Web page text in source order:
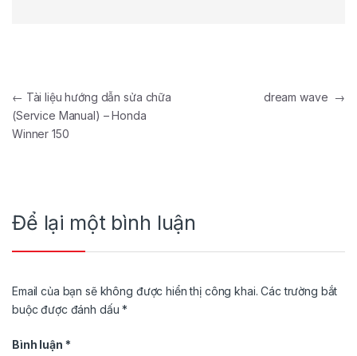
Điều hướng bài viết
← Tài liệu hướng dẫn sửa chữa
(Service Manual) – Honda
Winner 150
dream wave →
Để lại một bình luận
Email của bạn sẽ không được hiển thị công khai. Các trường bắt
buộc được đánh dấu*
Bình luận *